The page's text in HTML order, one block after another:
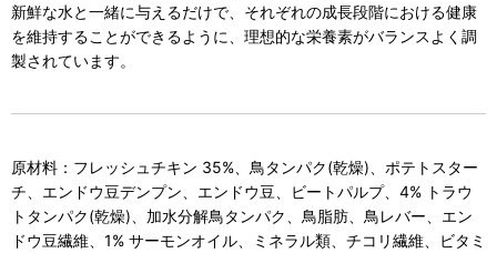
新鮮な水と一緒に与えるだけで、それぞれの成長段階における健康
を維持することができるように、理想的な栄養素がバランスよく調
製されています。
原材料：フレッシュチキン 35%、鳥タンパク(乾燥)、ポテトスター
チ、エンドウ豆デンプン、エンドウ豆、ビートパルプ、4% トラウ
トタンパク(乾燥)、加水分解鳥タンパク、鳥脂肪、鳥レバー、エン
ドウ豆繊維、1% サーモンオイル、ミネラル類、チコリ繊維、ビタミ